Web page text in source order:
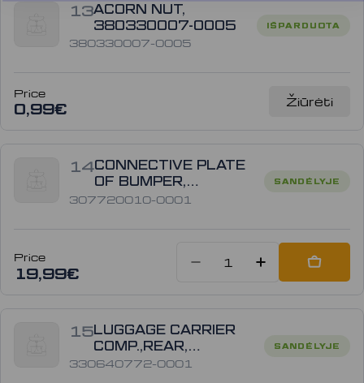
13ACORN NUT,
380330007-0005
380330007-0005
IŠPARDUOTA
Price
0,99€ Žiūrėti
14CONNECTIVE PLATE
OF BUMPER,
307720010-0001
307720010-0001
SANDĖLYJE
Price
19,99€ Sumažinti kiekį:
Padidinti
Add
15LUGGAGE CARRIER
COMP.,REAR,
330640772-0001
330640772-0001
SANDĖLYJE